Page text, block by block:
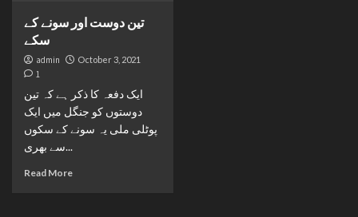
تین دوست اور سونے کے
سکے
admin October 3, 2021
1
ایک دفعہ کا ذکر ہے کہ تین
دوستوں کو جنگل میں ایک
پوٹلی ملی یہ سونے کے سکوں
سے بھری...
Read More